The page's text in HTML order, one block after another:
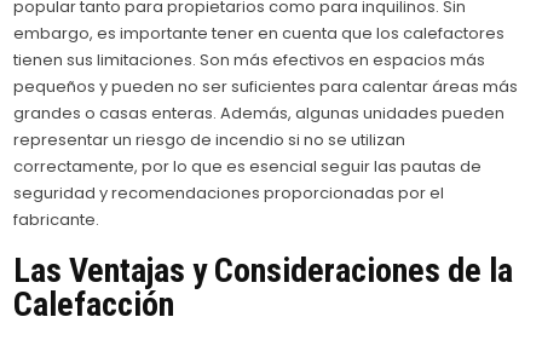
popular tanto para propietarios como para inquilinos. Sin
embargo, es importante tener en cuenta que los calefactores
tienen sus limitaciones. Son más efectivos en espacios más
pequeños y pueden no ser suficientes para calentar áreas más
grandes o casas enteras. Además, algunas unidades pueden
representar un riesgo de incendio si no se utilizan
correctamente, por lo que es esencial seguir las pautas de
seguridad y recomendaciones proporcionadas por el
fabricante.
Las Ventajas y Consideraciones de la
Calefacción